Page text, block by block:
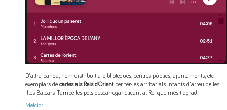
D'altra banda, hem distribuït a biblioteques, centres públics, ajuntaments, etc.
exemplars decartes als Reis d’Orientper fer-les arribar als infants d'arreu de les
Illes Balears. També les pots descarregar clicant al Rei que més t'agradi:
Melcior